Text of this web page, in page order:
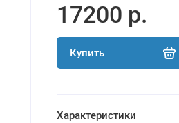
17200 р.
Купить
Характеристики